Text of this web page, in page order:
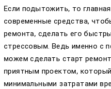
Если подытожить, то
современные средства,
ремонта, сделать его
стрессовым. Ведь именно с
можем сделать старт
приятным проектом,
минимальными затратами